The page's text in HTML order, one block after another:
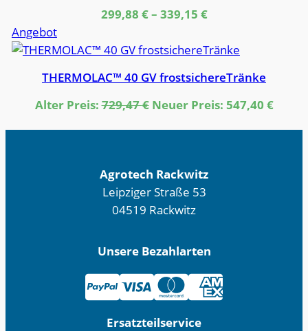
299,88 €– 339,15 €
AngebotProdukt
im
THERMOLAC™ 40 GV frostsichereTränke
Alter Preis:729,47€ Ursprünglicher
Neuer Preis: 547,40 €
Agrotech Rackwitz
Leipziger Straße 53
04519 Rackwitz
Unsere Bezahlarten
Ersatzteilservice